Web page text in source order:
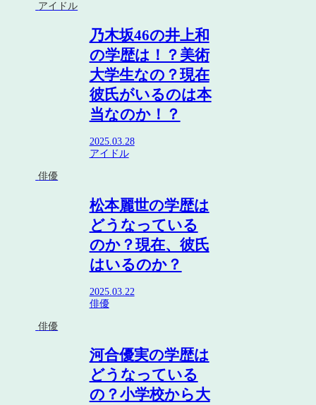
アイドル
乃木坂46の井上和
の学歴は！？美術
大学生なの？現在
彼氏がいるのは本
当なのか！？
2025.03.28
アイドル
俳優
松本麗世の学歴は
どうなっている
のか？現在、彼氏
はいるのか？
2025.03.22
俳優
俳優
河合優実の学歴は
どうなっている
の？小学校から大